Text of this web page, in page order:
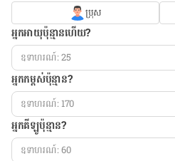
ប្រុស
អ្នកអាយុប៉ុន្មានហើយ?
អ្នកកម្ពស់ប៉ុន្មាន?
អ្នកគីឡូប៉ុន្មាន?